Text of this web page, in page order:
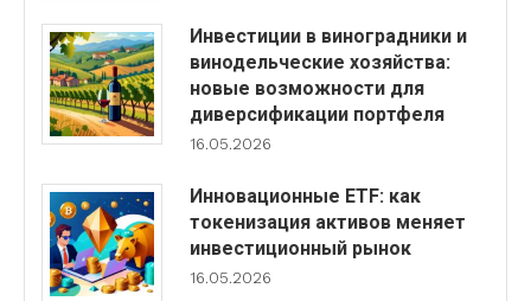
Инвестиции в виноградники и
винодельческие хозяйства:
новые возможности для
диверсификации портфеля
16.05.2026
Инновационные ETF: как
токенизация активов меняет
инвестиционный рынок
16.05.2026